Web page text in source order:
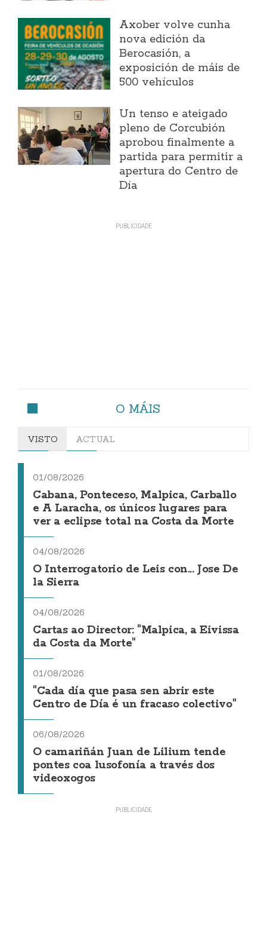
Axober volve cunha
nova edición da
Berocasión, a
exposición de máis de
500 vehículos
Un tenso e ateigado
pleno de Corcubión
aprobou finalmente a
partida para permitir a
apertura do Centro de
Día
O MÁIS
VISTO ACTUAL
01/08/2026
Cabana, Ponteceso, Malpica, Carballo
e A Laracha, os únicos lugares para
ver a eclipse total na Costa da Morte
04/08/2026
O Interrogatorio de Leis con... Jose De
la Sierra
04/08/2026
Cartas ao Director: "Malpica, a Eivissa
da Costa da Morte"
01/08/2026
"Cada día que pasa sen abrir este
Centro de Día é un fracaso colectivo"
06/08/2026
O camariñán Juan de Lilium tende
pontes coa lusofonía a través dos
videoxogos